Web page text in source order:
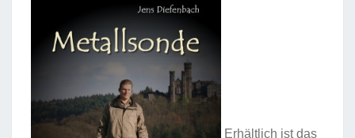
Erhältlich ist das